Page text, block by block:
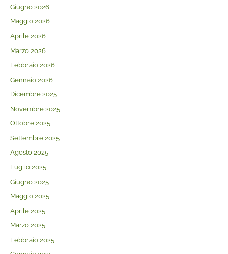
Giugno 2026
Maggio 2026
Aprile 2026
Marzo 2026
Febbraio 2026
Gennaio 2026
Dicembre 2025
Novembre 2025
Ottobre 2025
Settembre 2025
Agosto 2025
Luglio 2025
Giugno 2025
Maggio 2025
Aprile 2025
Marzo 2025
Febbraio 2025